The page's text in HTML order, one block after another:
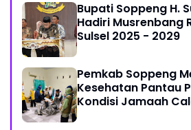
Bupati Soppeng H.
Hadiri Musrenbang
Sulsel 2025 - 2029
Pemkab Soppeng
Kesehatan Pantau
Kondisi Jamaah